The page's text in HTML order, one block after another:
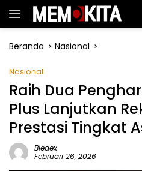
Langsung
Beranda
Nasional
Nasional
Raih Dua
Plus Lanjutkan
Prestasi Tingkat
Bledex
Februari 26, 2026